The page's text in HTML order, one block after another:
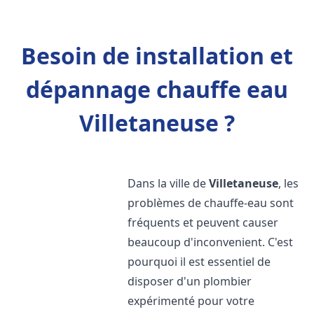
Besoin de installation et
dépannage chauffe eau
Villetaneuse ?
Dans la ville deVilletaneuse, les
problèmes de chauffe-eau sont
fréquents et peuvent causer
beaucoup d'inconvenient. C'est
pourquoi il est essentiel de
disposer d'un plombier
expérimenté pour votre